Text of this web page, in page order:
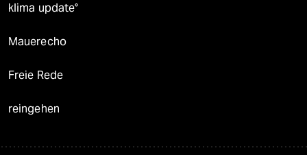
klima update°
Mauerecho
Freie Rede
reingehen